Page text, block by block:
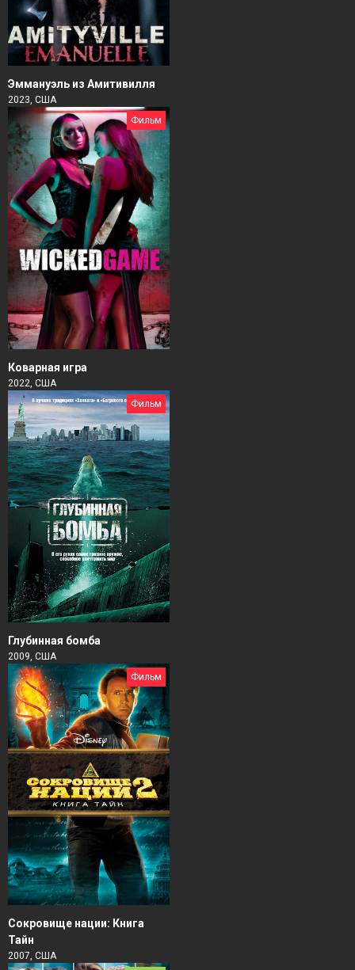
Эммануэль из Амитивилля
2023, США
Фильм
Коварная игра
2022, США
Фильм
Глубинная бомба
2009, США
Фильм
Сокровище нации: Книга
Тайн
2007, США